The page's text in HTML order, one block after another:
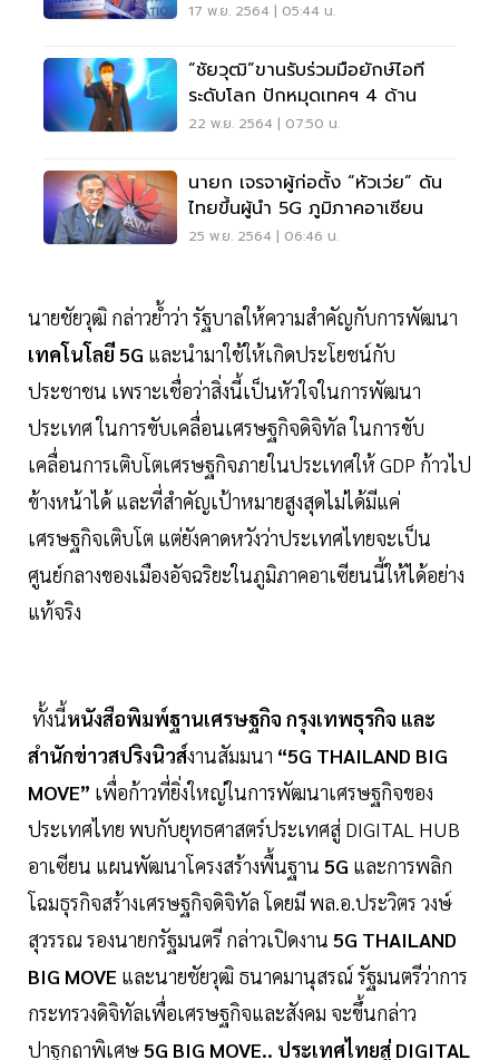
17 พ.ย. 2564 | 05:44 น.
“ชัยวุฒิ”ขานรับร่วมมือยักษ์ไอที
ระดับโลก ปักหมุดเทคฯ 4 ด้าน
22 พ.ย. 2564 | 07:50 น.
นายก เจรจาผู้ก่อตั้ง “หัวเว่ย” ดัน
ไทยขึ้นผู้นำ 5G ภูมิภาคอาเซียน
25 พ.ย. 2564 | 06:46 น.
นายชัยวุฒิ กล่าวย้ำว่า รัฐบาลให้ความสำคัญกับการพัฒนา
เทคโนโลยี 5G และนำมาใช้ให้เกิดประโยชน์กับ
ประชาชน เพราะเชื่อว่าสิ่งนี้เป็นหัวใจในการพัฒนา
ประเทศ ในการขับเคลื่อนเศรษฐกิจดิจิทัล ในการขับ
เคลื่อนการเติบโตเศรษฐกิจภายในประเทศให้ GDP ก้าวไป
ข้างหน้าได้ และที่สำคัญเป้าหมายสูงสุดไม่ได้มีแค่
เศรษฐกิจเติบโต แต่ยังคาดหวังว่าประเทศไทยจะเป็น
ศูนย์กลางของเมืองอัจฉริยะในภูมิภาคอาเซียนนี้ให้ได้อย่าง
แท้จริง
ทั้งนี้หนังสือพิมพ์ฐานเศรษฐกิจ กรุงเทพธุรกิจ และ
สำนักข่าวสปริงนิวส์งานสัมมนา “5G THAILAND BIG
MOVE” เพื่อก้าวที่ยิ่งใหญ่ในการพัฒนาเศรษฐกิจของ
ประเทศไทย พบกับยุทธศาสตร์ประเทศสู่ DIGITAL HUB
อาเซียน แผนพัฒนาโครงสร้างพื้นฐาน 5G และการพลิก
โฉมธุรกิจสร้างเศรษฐกิจดิจิทัล โดยมี พล.อ.ประวิตร วงษ์
สุวรรณ รองนายกรัฐมนตรี กล่าวเปิดงาน 5G THAILAND
BIG MOVE และนายชัยวุฒิ ธนาคมานุสรณ์ รัฐมนตรีว่าการ
กระทรวงดิจิทัลเพื่อเศรษฐกิจและสังคม จะขึ้นกล่าว
ปาฐกถาพิเศษ5G BIG MOVE.. ประเทศไทยสู่ DIGITAL